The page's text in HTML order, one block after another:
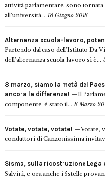
attività parlamentare, sono
all’università... 18 Giugno 2018
Alternanza scuola-lavoro,
Partendo dal caso dell’Istituto Da
dell’alternanza scuola-lavoro si è...
8 marzo, siamo la metà del
ancora la differenza!
Il
componente, è stato il... 8 Marzo
Votate, votate, votate!
Votate,
conduttori di Canzonissima
Sisma, sulla ricostruzione Lega
Salvini, e ora anche i 5stelle